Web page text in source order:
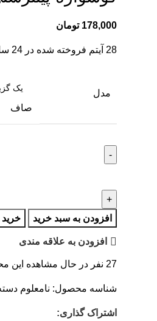
178,000 تومان
28 آیتم فروخته شده در 24 ساعت
مدل
صاف
افزودن به سبد خرید
افزودن به علاقه مندی
27 نفر در حال مشاهده این
شناسه محصول: نامعلوم
اشتراک گذاری: